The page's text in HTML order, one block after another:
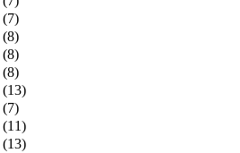
(7)
(8)
(8)
(8)
(13)
(7)
(11)
(13)